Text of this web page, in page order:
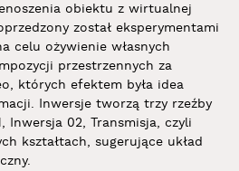
obiektu z wirtualnej
został eksperymentami
celu ożywienie własnych
przestrzennych za
których efektem była idea
Inwersje tworzą trzy rzeźby
Inwersja 02, Transmisja, czyli
kształtach, sugerujące układ